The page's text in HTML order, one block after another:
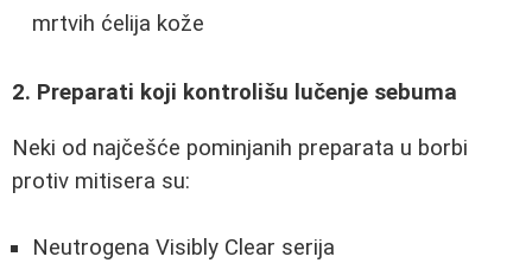
mrtvih ćelija kože
2. Preparati koji kontrolišu lučenje sebuma
Neki od najčešće pominjanih preparata u borbi
protiv mitisera su:
Neutrogena Visibly Clear serija